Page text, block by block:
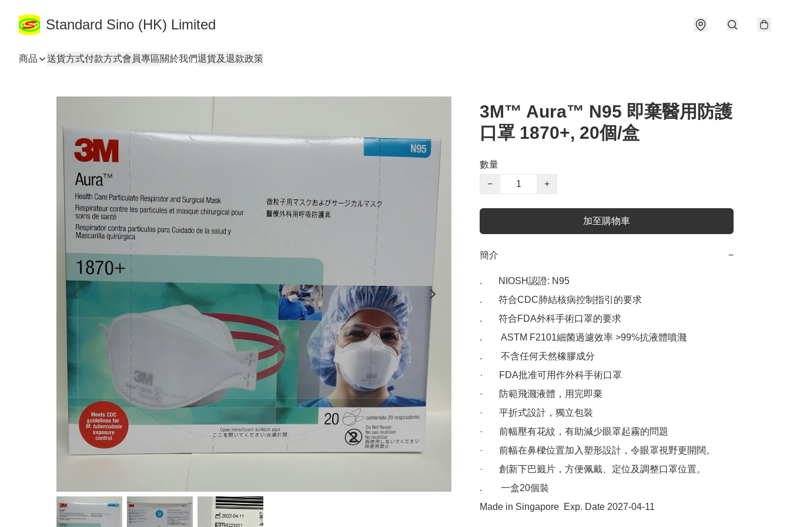
Standard Sino (HK) Limited
商品 送貨方式付款方式會員專區關於我們退貨及退款政策
3M™ Aura™ N95 即棄醫用防護
口罩 1870+, 20個/盒
數量
−
+
加至購物車
簡介 −
.       NIOSH認證: N95
.       符合CDC肺結核病控制指引的要求
.       符合FDA外科手術口罩的要求
.        ASTM F2101細菌過濾效率 >99%抗液體噴濺
.        不含任何天然橡膠成分
·       FDA批准可用作外科手術口罩
·       防範飛濺液體，用完即棄
·       平折式設計，獨立包裝
·       前幅壓有花紋，有助減少眼罩起霧的問題
·       前幅在鼻樑位置加入塑形設計，令眼罩視野更開闊。
·       創新下巴籤片，方便佩戴、定位及調整口罩位置。
.        一盒20個裝
Made in Singapore  Exp. Date 2027-04-11